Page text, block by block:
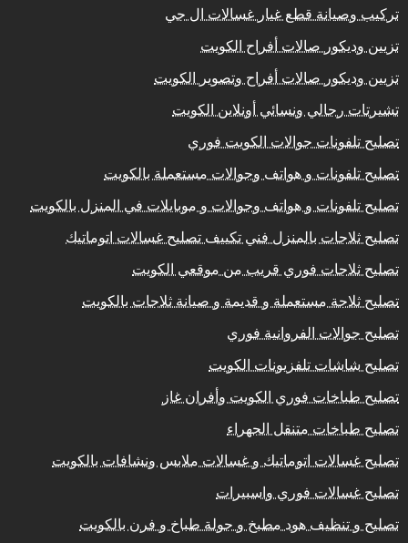
تركيب وصيانة قطع غيار غسالات ال جي
تزيين وديكور صالات أفراح الكويت
تزيين وديكور صالات أفراح وتصوير الكويت
تشيرتات رجالي ونسائي أونلاين الكويت
تصليح تلفونات جوالات الكويت فوري
تصليح تلفونات و هواتف وجوالات مستعملة بالكويت
تصليح تلفونات و هواتف وجوالات و موبايلات في المنزل بالكويت
تصليح ثلاجات بالمنزل فني تكييف تصليح غسالات اتوماتيك
تصليح ثلاجات فوري قريب من موقعي الكويت
تصليح ثلاجة مستعملة و قديمة و صيانة ثلاجات بالكويت
تصليح جوالات الفروانية فوري
تصليح شاشات تلفزيونات الكويت
تصليح طباخات فوري الكويت وأفران غاز
تصليح طباخات متنقل الجهراء
تصليح غسالات اتوماتيك و غسالات ملابس ونشافات بالكويت
تصليح غسالات فوري واسبيرات
تصليح و تنظيف هود مطبخ و جولة طباخ و فرن بالكويت